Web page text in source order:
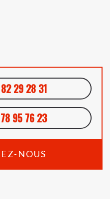
29 28 31
95 76 23
NOUS